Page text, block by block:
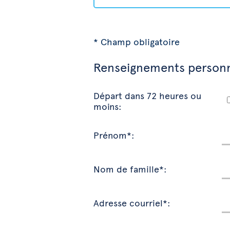
* Champ obligatoire
Renseignements
Départ dans 72 heures ou
moins:
Prénom*:
Nom de famille*:
Adresse courriel*: